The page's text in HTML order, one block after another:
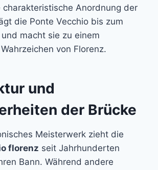
charakteristische Anordnung der
die Ponte Vecchio bis zum
macht sie zu einem
von Florenz.
und
der Brücke
Meisterwerk zieht die
florenz seit Jahrhunderten
Bann. Während andere